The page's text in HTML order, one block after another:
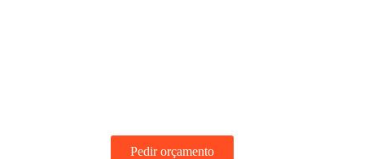
Pedir orçamento